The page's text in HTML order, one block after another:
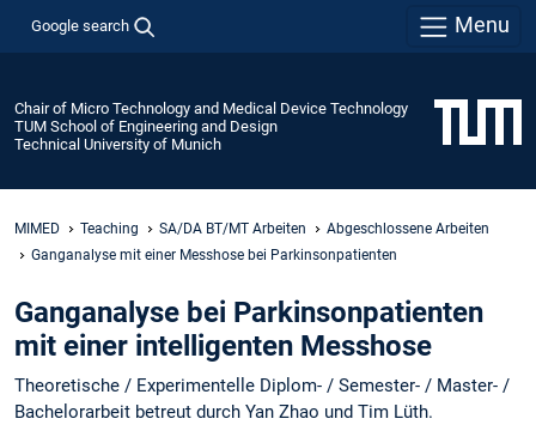
Google search Menu
Chair of Micro Technology and Medical Device Technology
TUM School of Engineering and Design
Technical University of Munich
MIMED Teaching SA/DA BT/MT Arbeiten
Abgeschlossene Arbeiten
Ganganalyse mit einer Messhose bei Parkinsonpatienten
Ganganalyse bei Parkinsonpatienten
mit einer intelligenten Messhose
Theoretische / Experimentelle Diplom- / Semester- / Master- /
Bachelorarbeit betreut durch Yan Zhao und Tim Lüth.